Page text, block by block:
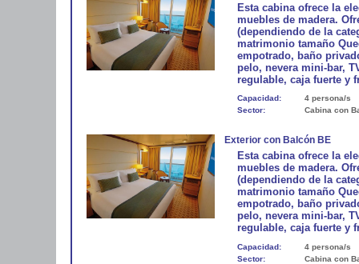
Esta cabina ofrece la
muebles de madera.
(dependiendo de la
matrimonio tamaño
empotrado, baño
pelo, nevera mini-bar,
regulable, caja fuerte y
Capacidad:
4 persona/s
Sector:
Cabina con
Exterior con Balcón BE
Esta cabina ofrece la
muebles de madera.
(dependiendo de la
matrimonio tamaño
empotrado, baño
pelo, nevera mini-bar,
regulable, caja fuerte y
Capacidad:
4 persona/s
Sector:
Cabina con